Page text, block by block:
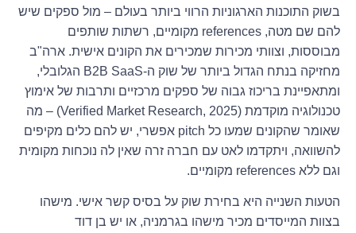
בשוק התוכנות הארגוניות הרווי ביותר בעולם – מול ספקים שיש
להם שם מטה, references מקומיים, רשתות שותפים
מבוססות, וצוותי מכירות שמכירים את הקונים אישית. ארה"ב
מחזיקה בנתח הגדול ביותר של שוק ה-B2B SaaS הגלובלי,
ומתאפיינת בריכוז גבוה של ספקים מרכזיים ותרבות של אימוץ
טכנולוגיה מוקדמת (Verified Market Research, 2025) – מה
שאומר שהקונים שמעו כל pitch אפשרי, יש להם כלים מקיפים
להשוואה, ויתקדמו לאט עם חברה זרה שאין לה נוכחות מקומית
וגם ללא references מקומיים.
הטעות השנייה היא בחירת שוק על בסיס קשר אישי. מישהו
בצוות המייסדים מכיר מישהו בגרמניה, או יש בן דוד